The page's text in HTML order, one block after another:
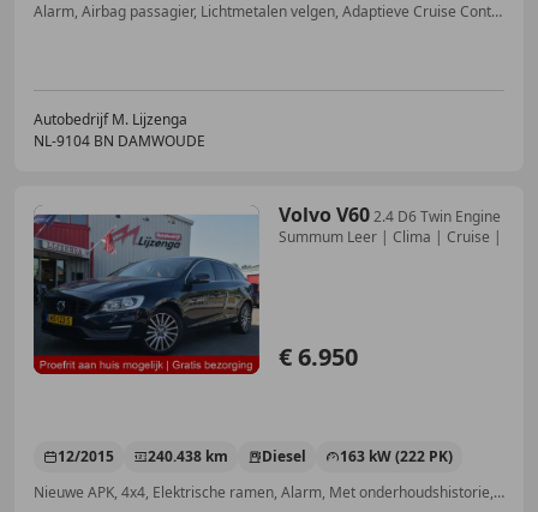
Alarm, Airbag passagier, Lichtmetalen velgen, Adaptieve Cruise Control, Vermoeidheidsdetectie, LED verlichting, Met onderhoudshistorie, Sportstoelen
Autobedrijf M. Lijzenga
NL-9104 BN DAMWOUDE
Volvo V602.4 D6 Twin Engine
Summum Leer | Clima | Cruise |
€ 6.950
12/2015 240.438 km Diesel
163 kW (222 PK)
Nieuwe APK, 4x4, Elektrische ramen, Alarm, Met onderhoudshistorie, Stoelverwarming, Navigatiesysteem, Getinte ramen